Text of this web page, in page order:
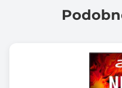
Częst. odśw. przy